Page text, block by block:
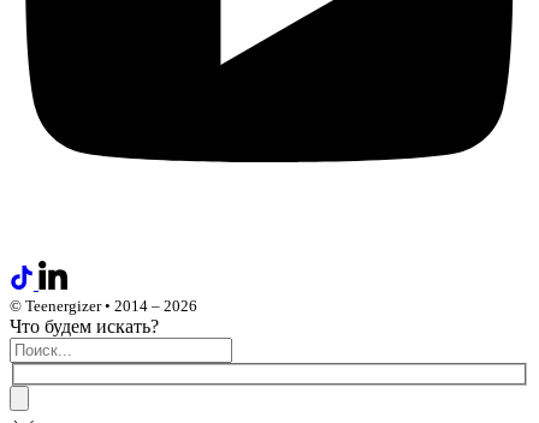
© Teenergizer • 2014 – 2026
Что будем искать?